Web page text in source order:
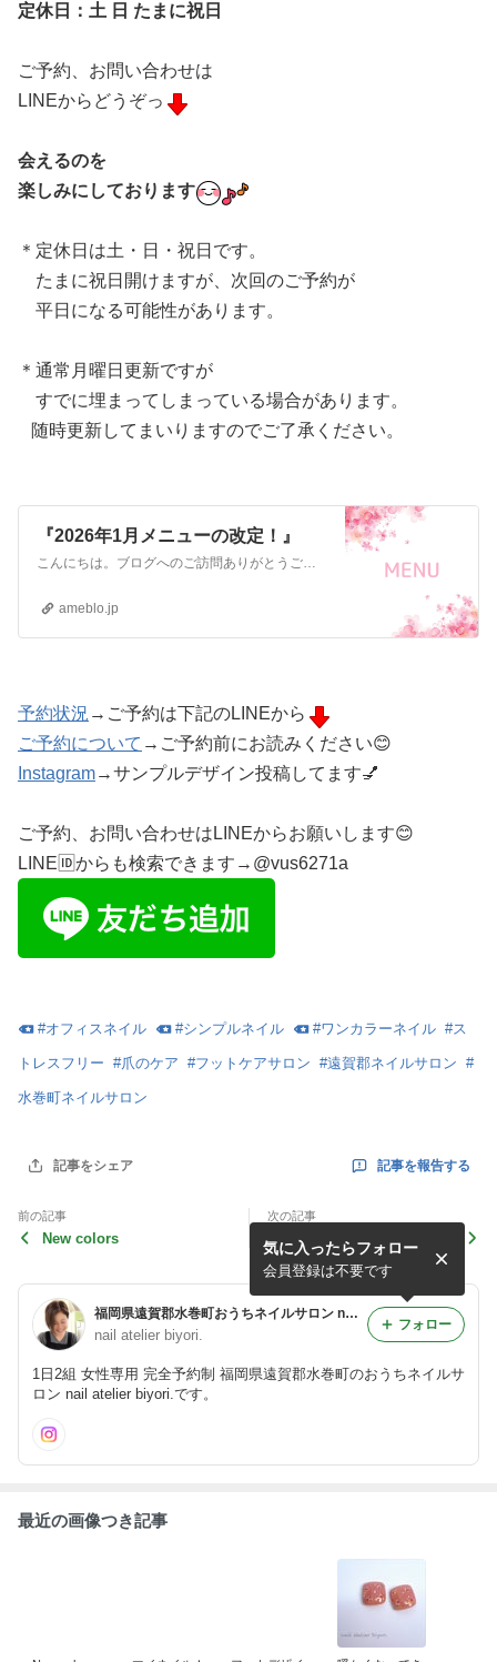
定休日：土 日 たまに祝日
ご予約、お問い合わせは
LINEからどうぞっ
会えるのを
楽しみにしております
＊定休日は土・日・祝日です。
たまに祝日開けますが、次回のご予約が
平日になる可能性があります。
＊通常月曜日更新ですが
すでに埋まってしまっている場合があります。
随時更新してまいりますのでご了承ください。
『2026年1月メニューの改定！』
こんにちは。ブログへのご訪問ありがとうございます！1日2組 女性専用 完全予約制福岡県遠賀郡水巻町 おうちネイルサロンnail atelier biyori.…
ameblo.jp
予約状況 →ご予約は下記のLINEから
ご予約について →ご予約前にお読みください😊
Instagram→サンプルデザイン投稿してます💅
ご予約、お問い合わせはLINEからお願いします😊
LINE🆔からも検索できます→@vus6271a
#オフィスネイル #シンプルネイル #ワンカラーネイル #ス
トレスフリー #爪のケア #フットケアサロン #遠賀郡ネイルサロン #
水巻町ネイルサロン
記事をシェア 記事を報告する
前の記事
New colors
次の記事
福岡県遠賀郡水巻町おうちネイルサロン nail atelier biyori.~ネイル アトリエ ビヨリ~
nail atelier biyori.
1日2組 女性専用 完全予約制 福岡県遠賀郡水巻町のおうちネイルサ
ロン nail atelier biyori.です。
気に入ったらフォロー
会員登録は不要です
フォロー
最近の画像つき記事